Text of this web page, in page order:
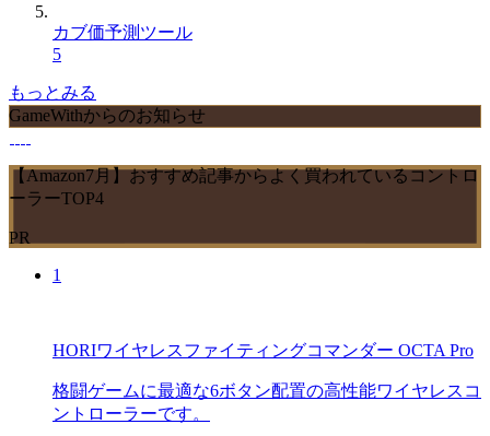
カブ価予測ツール
5
もっとみる
GameWithからのお知らせ
【Amazon7月】おすすめ記事からよく買われているコントロ
ーラーTOP4
PR
1
HORIワイヤレスファイティングコマンダー OCTA Pro
格闘ゲームに最適な6ボタン配置の高性能ワイヤレスコ
ントローラーです。